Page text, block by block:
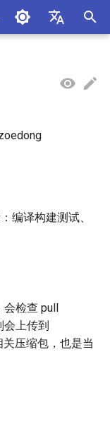
English
置
理
理
动指南
虚拟化指南
像到云
Software
例
群
务
编译构建测试、
会检查 pull
会上传到
压缩包，也是当